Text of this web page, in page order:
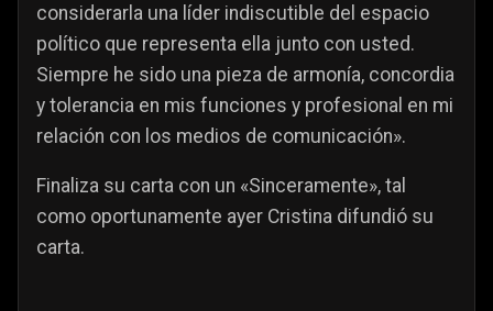
considerarla una líder indiscutible del espacio
político que representa ella junto con usted.
Siempre he sido una pieza de armonía, concordia
y tolerancia en mis funciones y profesional en mi
relación con los medios de comunicación».
Finaliza su carta con un «Sinceramente», tal
como oportunamente ayer Cristina difundió su
carta.